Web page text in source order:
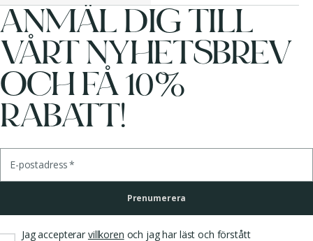
ANMÄL DIG TILL
VÅRT NYHETSBREV
OCH FÅ 10%
RABATT!
E-postadress*
Prenumerera
Jag accepterar villkoren och jag har läst och förstått